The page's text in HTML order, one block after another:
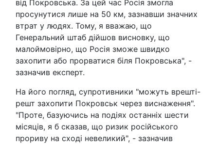
від Покровська. За цей час Росія змогла
просунутися лише на 50 км, зазнавши значних
втрат у людях. Тому, я вважаю, що
Генеральний штаб дійшов висновку, що
малоймовірно, що Росія зможе швидко
захопити або прорватися біля Покровська", -
зазначив експерт.
На його погляд, супротивники "можуть врешті-
решт захопити Покровськ через виснаження".
"Проте, базуючись на подіях останніх шести
місяців, я б сказав, що ризик російського
прориву на сході невеликий", - зазначив